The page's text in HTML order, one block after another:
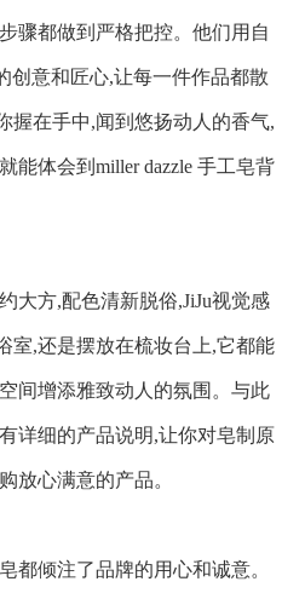
骤都做到严格把控。他们用自
创意和匠心,让每一件作品都散
握在手中,闻到悠扬动人的香气,
能体会到miller dazzle 手工皂背
大方,配色清新脱俗,JiJu视觉感
室,还是摆放在梳妆台上,它都能
间增添雅致动人的氛围。与此
详细的产品说明,让你对皂制原
放心满意的产品。
都倾注了品牌的用心和诚意。